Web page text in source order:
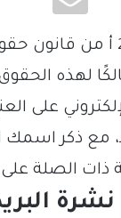
لهذه
مع ذكر اسمك
الصلة على